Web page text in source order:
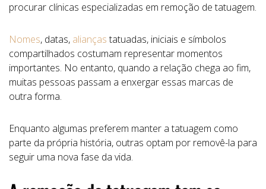
procurar clínicas especializadas em remoção de tatuagem.
Nomes, datas, aliançastatuadas, iniciais e símbolos
compartilhados costumam representar momentos
importantes. No entanto, quando a relação chega ao fim,
muitas pessoas passam a enxergar essas marcas de
outra forma.
Enquanto algumas preferem manter a tatuagem como
parte da própria história, outras optam por removê-la para
seguir uma nova fase da vida.